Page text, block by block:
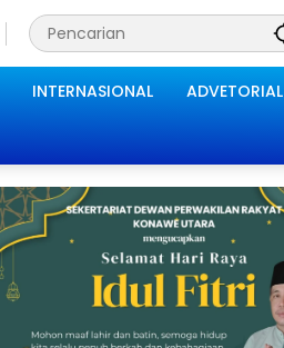
INTERNASIONAL ADVETORIAL